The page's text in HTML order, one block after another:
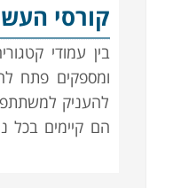
קורסי
בין עמודי
ומספקים פתח
להעניק
הם קיימים בכל
פיזיקה ועוד.